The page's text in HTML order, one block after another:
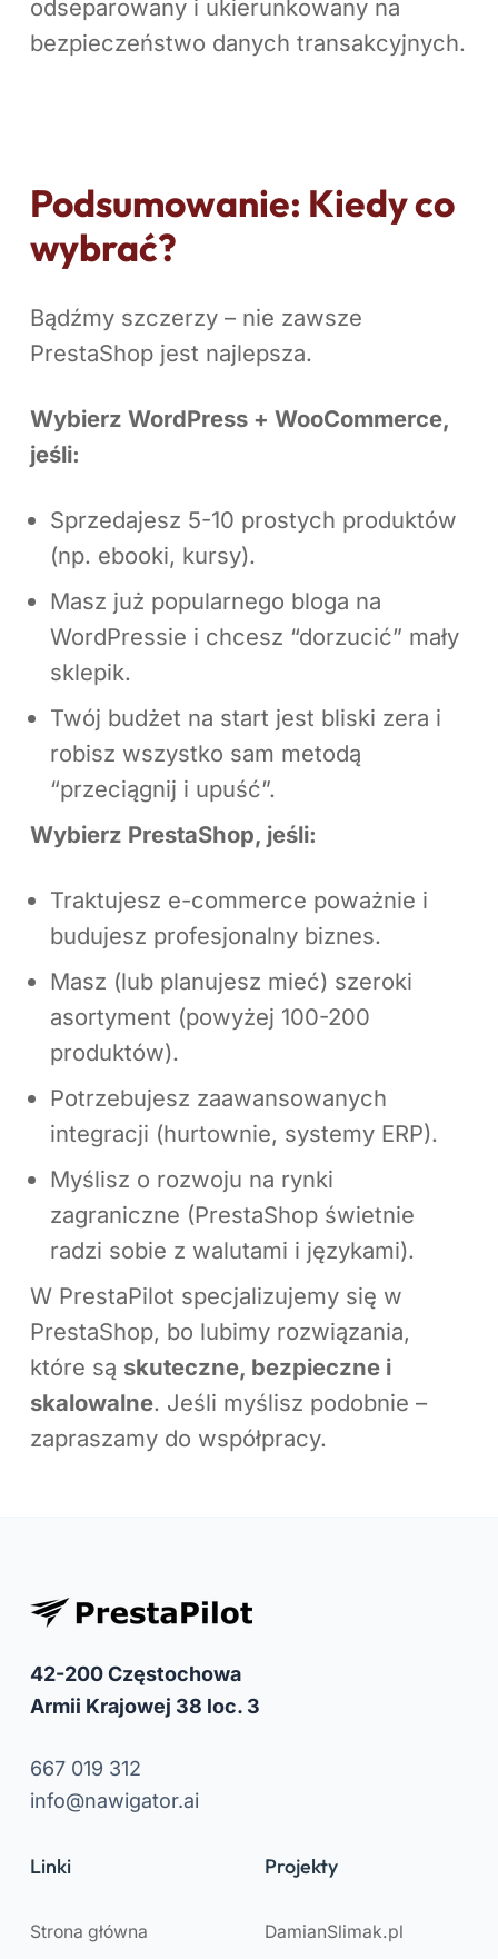
odseparowany i ukierunkowany na
bezpieczeństwo danych transakcyjnych.
Podsumowanie: Kiedy co
wybrać?
Bądźmy szczerzy – nie zawsze
PrestaShop jest najlepsza.
Wybierz WordPress + WooCommerce,
jeśli:
Sprzedajesz 5-10 prostych produktów
(np. ebooki, kursy).
Masz już popularnego bloga na
WordPressie i chcesz “dorzucić” mały
sklepik.
Twój budżet na start jest bliski zera i
robisz wszystko sam metodą
“przeciągnij i upuść”.
Wybierz PrestaShop, jeśli:
Traktujesz e-commerce poważnie i
budujesz profesjonalny biznes.
Masz (lub planujesz mieć) szeroki
asortyment (powyżej 100-200
produktów).
Potrzebujesz zaawansowanych
integracji (hurtownie, systemy ERP).
Myślisz o rozwoju na rynki
zagraniczne (PrestaShop świetnie
radzi sobie z walutami i językami).
W PrestaPilot specjalizujemy się w
PrestaShop, bo lubimy rozwiązania,
które są skuteczne, bezpieczne i
skalowalne. Jeśli myślisz podobnie –
zapraszamy do współpracy.
42-200 Częstochowa
Armii Krajowej 38 loc. 3
667 019 312
info@nawigator.ai
Linki
Strona główna
Projekty
DamianSlimak.pl